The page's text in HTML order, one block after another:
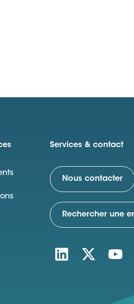
Services & contact
Nous contacter
Rechercher une